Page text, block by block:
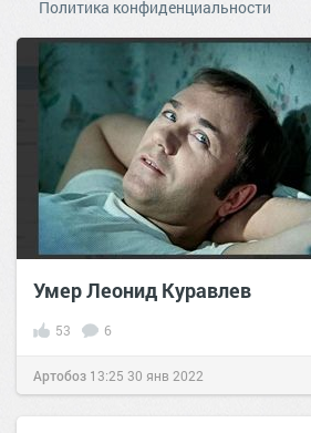
Политика конфиденциальности
Умер Леонид Куравлев
53 6
Артобоз 13:25 30 янв 2022